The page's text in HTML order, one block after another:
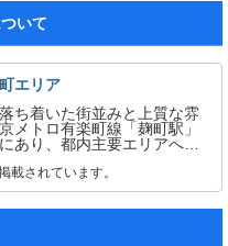
いて
エリア
ち着いた街並みと上質な雰
メトロ有楽町線「麹町駅」
あり、都内主要エリアへの
関、高級住宅が点在し、治
教育関連、クリエイティブ
に集中できる環境が整って
を重視する企業にとって、
アは理想的な賃貸オフィス
載されています。